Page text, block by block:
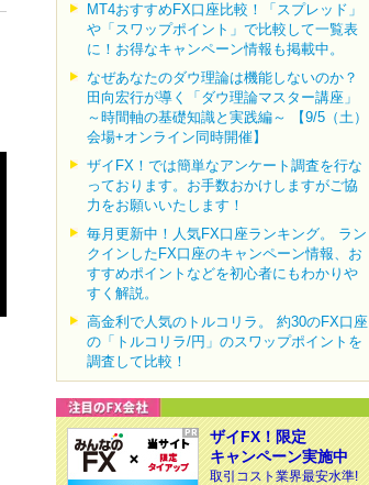
MT4おすすめFX口座比較！「スプレッド」
や「スワップポイント」で比較して一覧表
に！お得なキャンペーン情報も掲載中。
なぜあなたのダウ理論は機能しないのか？
田向宏行が導く「ダウ理論マスター講座」
～時間軸の基礎知識と実践編～ 【9/5（土）
会場+オンライン同時開催】
ザイFX！では簡単なアンケート調査を行な
っております。お手数おかけしますがご協
力をお願いいたします！
毎月更新中！人気FX口座ランキング。 ラン
クインしたFX口座のキャンペーン情報、お
すすめポイントなどを初心者にもわかりや
すく解説。
高金利で人気のトルコリラ。 約30のFX口座
の「トルコリラ/円」のスワップポイントを
調査して比較！
ザイFX！限定
キャンペーン実施中
取引コスト業界最安水準!